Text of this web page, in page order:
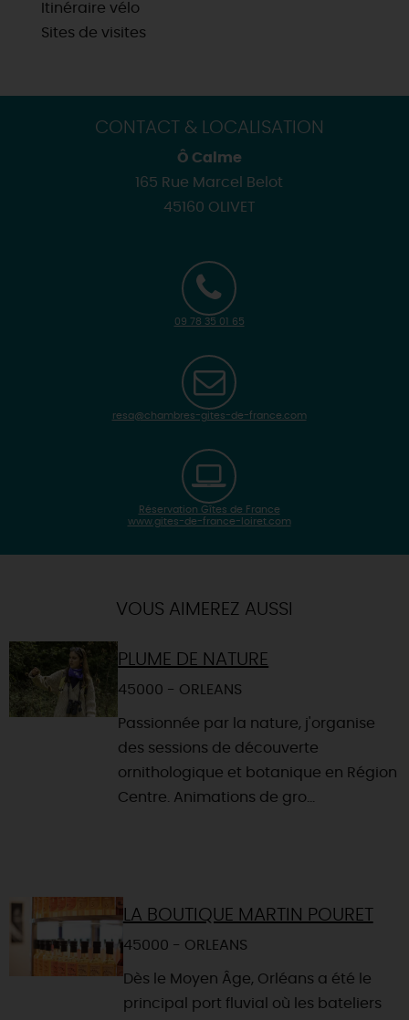
Itinéraire vélo
Sites de visites
CONTACT & LOCALISATION
Ô Calme
165 Rue Marcel Belot
45160 OLIVET
09 78 35 01 65
resa@chambres-gites-de-france.com
Réservation Gîtes de France
www.gites-de-france-loiret.com
VOUS AIMEREZ AUSSI
PLUME DE NATURE
45000 - ORLEANS
Passionnée par la nature, j'organise
des sessions de découverte
ornithologique et botanique en Région
Centre. Animations de gro...
LA BOUTIQUE MARTIN POURET
45000 - ORLEANS
Dès le Moyen Âge, Orléans a été le
principal port fluvial où les bateliers